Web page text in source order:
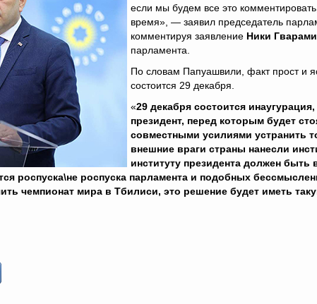
если мы будем все это
время», — заявил председатель
комментируя заявление Ники
парламента.
По словам Папуашвили, факт прост и
состоится 29 декабря.
«29 декабря состоится
президент, перед которым будет
совместными усилиями устранить
внешние враги страны нанесли
институту президента должен
роспуска\не роспуска парламента и подобных
чемпионат мира в Тбилиси, это решение будет иметь